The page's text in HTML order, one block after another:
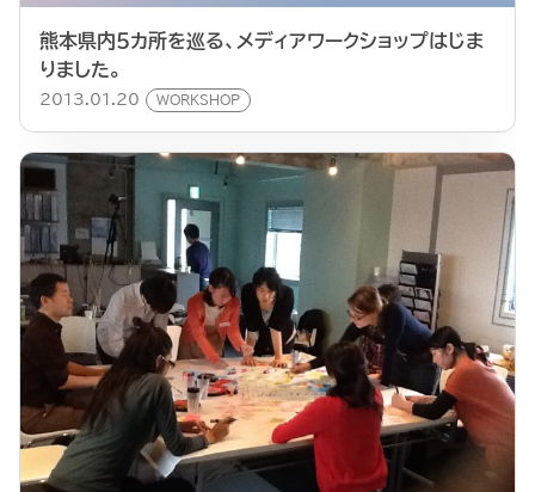
熊本県内５カ所を巡る、メディアワークショップはじま
りました。
2013.01.20 WORKSHOP